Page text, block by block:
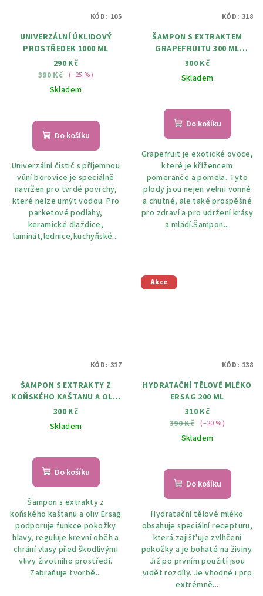
UNIVERZÁLNÍ ÚKLIDOVÝ
PROSTŘEDEK 1000 ML
290 Kč
390 Kč (–25 %)
Skladem
Do košíku
Univerzální čistič s příjemnou
vůní borovice je speciálně
navržen pro tvrdé povrchy,
které nelze umýt vodou. Pro
parketové podlahy,
keramické dlaždice,
laminát,lednice,kuchyňské...
KÓD: 105
ŠAMPON S EXTRAKTEM
GRAPEFRUITU 300 ML
Skladem
300 Kč
Skladem
Do košíku
Grapefruit je exotické ovoce,
které je křížencem
pomeranče a pomela. Tyto
plody jsou nejen velmi vonné
a chutné, ale také prospěšné
pro zdraví a pro udržení krásy
a mládí.Šampon...
KÓD: 318
ŠAMPON S EXTRAKTY Z
KOŇSKÉHO KAŠTANU A OLIV
300 ML
300 Kč
Skladem
Do košíku
Šampon s extrakty z
koňského kaštanu a oliv Ersag
podporuje funkce pokožky
hlavy, reguluje krevní oběh a
chrání vlasy před škodlivými
vlivy životního prostředí.
Zabraňuje tvorbě...
KÓD: 317
Akce
HYDRATAČNÍ TĚLOVÉ MLÉKO
ERSAG 200 ML
310 Kč
390 Kč (–20 %)
Skladem
Do košíku
Hydratační tělové mléko
obsahuje speciální recepturu,
která zajišt'uje zvlhčení
pokožky a je bohaté na živiny.
Již po prvním použití jsou
vidět rozdíly. Je vhodné i pro
extrémně...
KÓD: 138